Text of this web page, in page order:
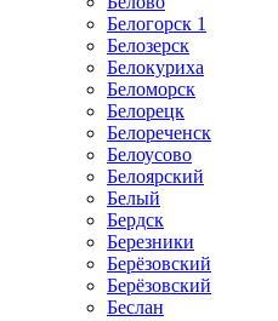
Белогорск 1
Белозерск
Белокуриха
Беломорск
Белорецк
Белореченск
Белоусово
Белоярский
Белый
Бердск
Березники
Берёзовский
Берёзовский
Беслан